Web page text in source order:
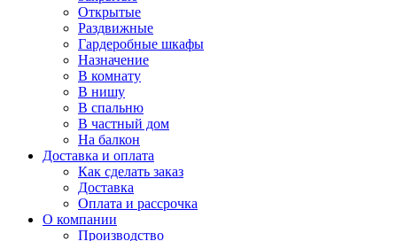
Открытые
Раздвижные
Гардеробные шкафы
Назначение
В комнату
В нишу
В спальню
В частный дом
На балкон
Доставка и оплата
Как сделать заказ
Доставка
Оплата и рассрочка
О компании
Производство